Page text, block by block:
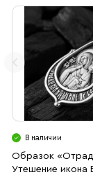
В наличии
Образок
Утешение икона